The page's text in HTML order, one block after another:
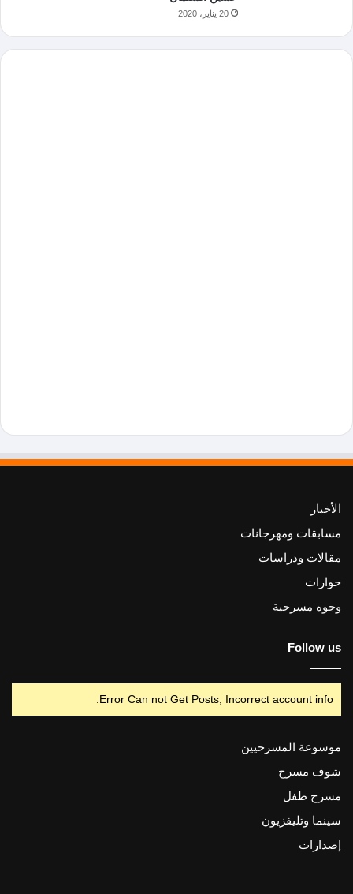
20 يناير، 2020
الأخبار
مسابقات ومهرجانات
مقالات ودراسات
حوارات
وجوه مسرحية
Follow us
Error Can not Get Posts, Incorrect account info.
موسوعة المسرحيين
شوف مسرح
مسرح طفل
سينما وتليفزيون
إصدارات